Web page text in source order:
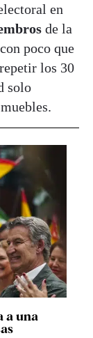
en
de la
poco que
los 30
solo
a una